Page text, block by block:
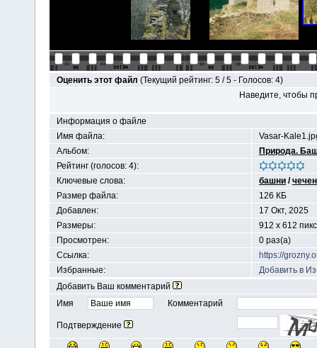
Оценить этот файл (Текущий рейтинг: 5 / 5 - Голосов: 4)
Наведите, чтобы
Информация о файле
Имя файла:
Vasar-
Альбом:
Природа.
Рейтинг (голосов: 4):
Ключевые слова:
башни /
Размер файла:
126 КБ
Добавлен:
17 Окт, 2025
Размеры:
912 x 612
Просмотрен:
0 раз(а)
Ссылка:
https://
Избранные:
Добавить в
Добавить Ваш комментарий
Имя
Комментарий
Подтверждение